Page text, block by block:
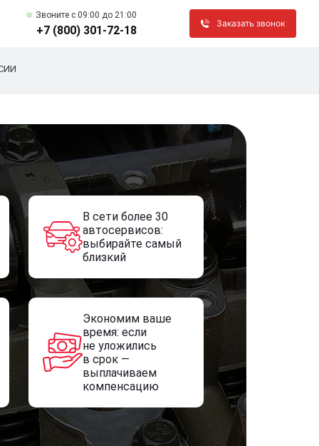
Звоните c 09:00 до 21:00
+7 (800) 301-72-18
Заказать звонок
В сети более 30
автосервисов:
выбирайте самый
близкий
Экономим ваше
время: если
не уложились
в срок —
выплачиваем
компенсацию